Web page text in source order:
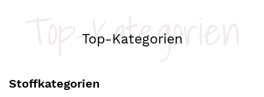
Top-Kategorien
Top-Kategorien
Stoffkategorien